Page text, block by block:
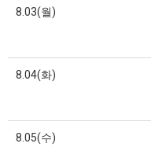
8.03(월)
8.04(화)
8.05(수)